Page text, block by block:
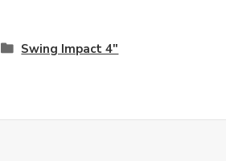
Swing Impact 4"